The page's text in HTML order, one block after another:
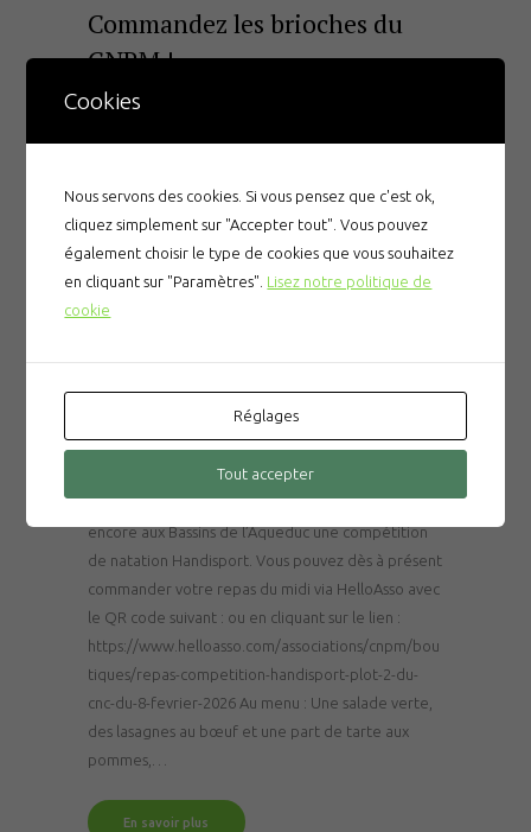
Commandez les brioches du
CNPM !
Parcnpmornantais
Parcnpmornantais 7 janvier 2026 0
Nous avons la chance d’accueillir cette année
encore aux Bassins de l’Aqueduc une compétition
de natation Handisport. Vous pouvez dès à présent
commander votre repas du midi via HelloAsso avec
le QR code suivant : ou en cliquant sur le lien :
https://www.helloasso.com/associations/cnpm/bou
tiques/repas-competition-handisport-plot-2-du-
cnc-du-8-fevrier-2026 Au menu : Une salade verte,
des lasagnes au bœuf et une part de tarte aux
pommes,…
En savoir plus
Cookies
Nous servons des cookies. Si vous pensez que c'est ok,
cliquez simplement sur "Accepter tout". Vous pouvez
également choisir le type de cookies que vous souhaitez
en cliquant sur "Paramètres". Lisez notre politique de
cookie
Réglages
Tout accepter